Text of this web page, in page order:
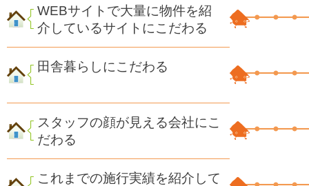
WEBサイトで大量に物件を紹
介しているサイトにこだわる
田舎暮らしにこだわる
スタッフの顔が見える会社にこ
だわる
これまでの施行実績を紹介して